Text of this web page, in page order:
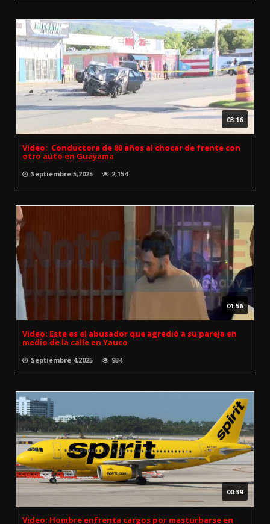
03:16
Video: Conductora de 80 años al chocar de frente con
otro auto en Guayama
Septiembre 5,2025 2,154
01:56
Video: Este es el abusador que agredió a su pareja en
medio de la calle en Yauco
Septiembre 4,2025 934
00:39
Video: Hombre enfrenta cargos por masturbarse en